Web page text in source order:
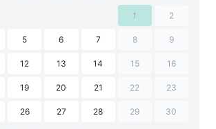
1 2
5 6 7 8 9
12 13 14 15 16
19 20 21 22 23
26 27 28 29 30